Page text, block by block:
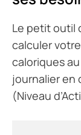
Le petit outil
calculer votre
caloriques
journalier en
(Niveau